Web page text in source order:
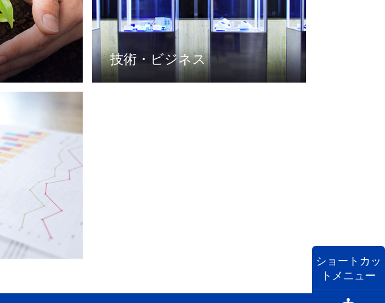
技術・ビジネス
ショートカッ
トメニュー